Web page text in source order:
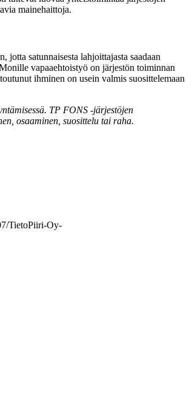
mainehaittoja.
satunnaisesta lahjoittajasta saadaan
vapaaehtoistyö on järjestön toiminnan
ihminen on usein valmis suosittelemaan
TP FONS -järjestöjen
osaaminen, suosittelu tai raha.
TietoPiiri-Oy-